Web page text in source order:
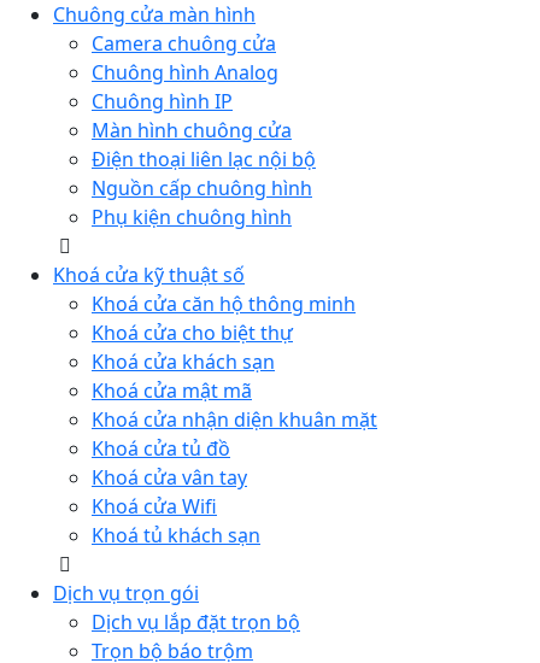
Chuông cửa màn hình
Camera chuông cửa
Chuông hình Analog
Chuông hình IP
Màn hình chuông cửa
Điện thoại liên lạc nội bộ
Nguồn cấp chuông hình
Phụ kiện chuông hình
Khoá cửa kỹ thuật số
Khoá cửa căn hộ thông minh
Khoá cửa cho biệt thự
Khoá cửa khách sạn
Khoá cửa mật mã
Khoá cửa nhận diện khuân mặt
Khoá cửa tủ đồ
Khoá cửa vân tay
Khoá cửa Wifi
Khoá tủ khách sạn
Dịch vụ trọn gói
Dịch vụ lắp đặt trọn bộ
Trọn bộ báo trộm